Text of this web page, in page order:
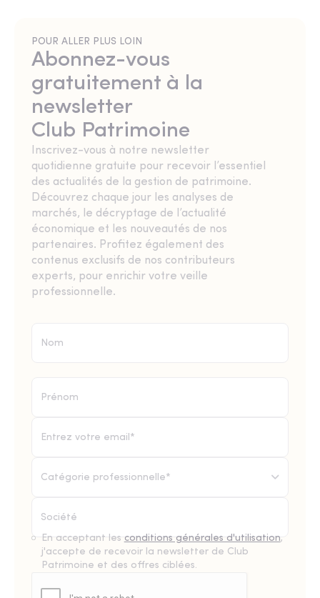
POUR ALLER PLUS LOIN
Abonnez-vous
gratuitement à la
newsletter
Club Patrimoine
Inscrivez-vous à notre newsletter
quotidienne gratuite pour recevoir l’essentiel
des actualités de la gestion de patrimoine.
Découvrez chaque jour les analyses de
marchés, le décryptage de l’actualité
économique et les nouveautés de nos
partenaires. Profitez également des
contenus exclusifs de nos contributeurs
experts, pour enrichir votre veille
professionnelle.
Catégorie professionnelle*
En acceptant les conditions générales d'utilisation,
j'accepte de recevoir la newsletter de Club
Patrimoine et des offres ciblées.